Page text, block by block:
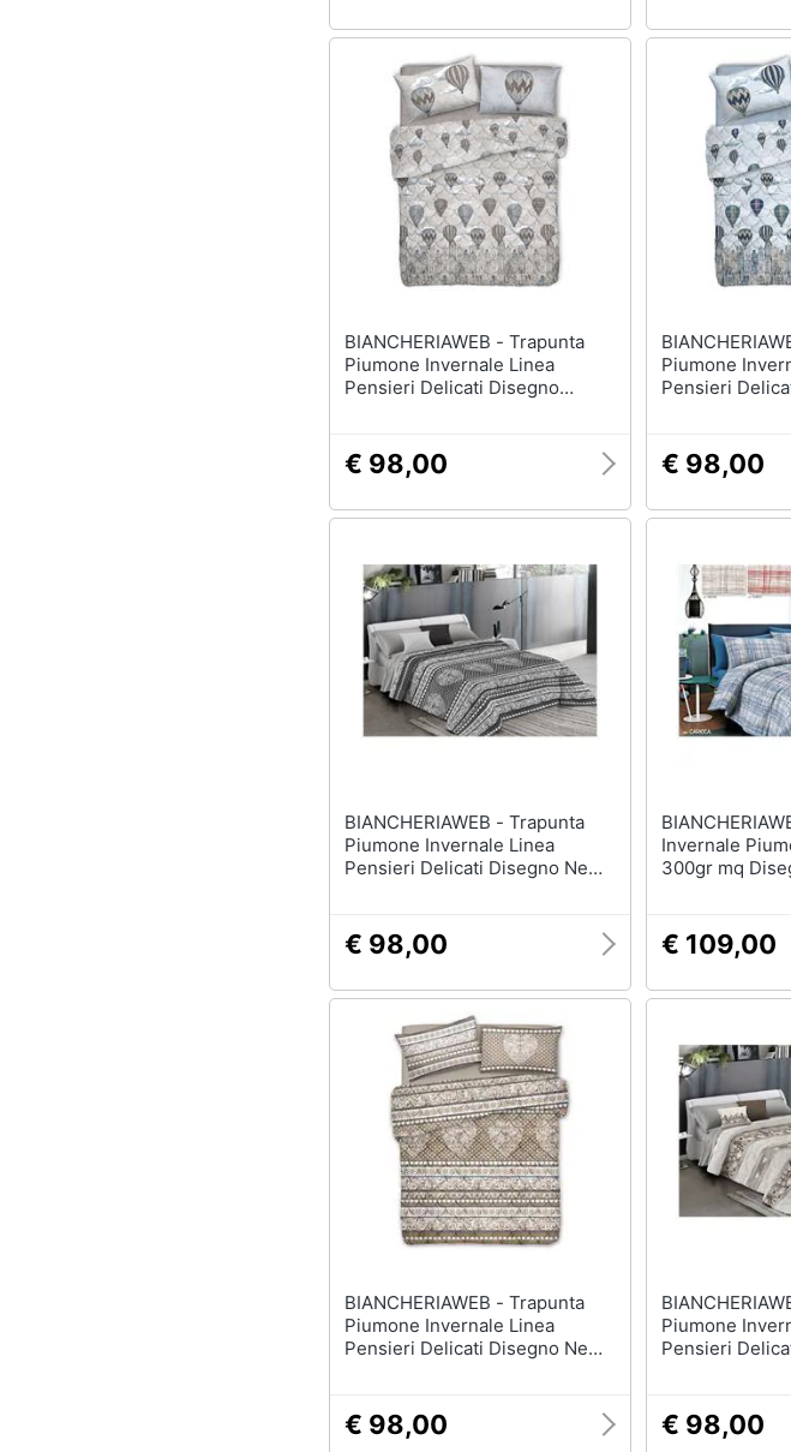
BIANCHERIAWEB - Trapunta
Piumone Invernale Linea
Pensieri Delicati Disegno
€ 98,00
BIANCHERIAWEB -
Piumone
Pensieri
€ 98,00
BIANCHERIAWEB - Trapunta
Piumone Invernale Linea
Pensieri Delicati Disegno New
€ 98,00
BIANCHERIAWEB -
Invernale
300gr mq
€ 109,00
BIANCHERIAWEB - Trapunta
Piumone Invernale Linea
Pensieri Delicati Disegno New
€ 98,00
BIANCHERIAWEB -
Piumone
Pensieri
€ 98,00